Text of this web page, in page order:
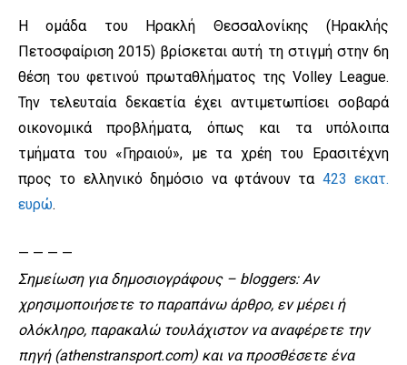
Η ομάδα του Ηρακλή Θεσσαλονίκης (Ηρακλής
Πετοσφαίριση 2015) βρίσκεται αυτή τη στιγμή στην 6η
θέση του φετινού πρωταθλήματος της Volley League.
Την τελευταία δεκαετία έχει αντιμετωπίσει σοβαρά
οικονομικά προβλήματα, όπως και τα υπόλοιπα
τμήματα του «Γηραιού», με τα χρέη του Ερασιτέχνη
προς το ελληνικό δημόσιο να φτάνουν τα 423 εκατ.
ευρώ.
— — — —
Σημείωση για δημοσιογράφους – bloggers: Αν
χρησιμοποιήσετε το παραπάνω άρθρο, εν μέρει ή
ολόκληρο, παρακαλώ τουλάχιστον να αναφέρετε την
πηγή (athenstransport.com) και να προσθέσετε ένα